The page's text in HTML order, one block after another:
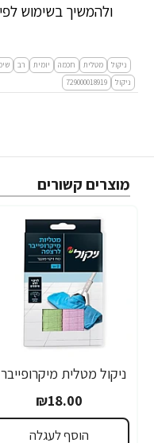
ולהמשיך בשימוש
ניקול מטלית חכמה יומית רב
ניקול
729000018919
מוצרים קשורים
₪18.00
הוסף לעגלה